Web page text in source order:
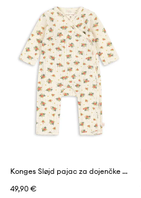
Konges Sløjd pajac za dojenčke bombažen MINNIE NEWBORN ONESIE GOTS
49,90 €